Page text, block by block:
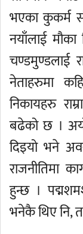
भएका कुकर्म
नयाँलाई
चण्डमुण्डलाई
नेताहरुमा
निकायहरु
बढेको छ ।
दिइयो भने
राजनीतिमा
हुन्छ ।
भनेकै थिए नि,